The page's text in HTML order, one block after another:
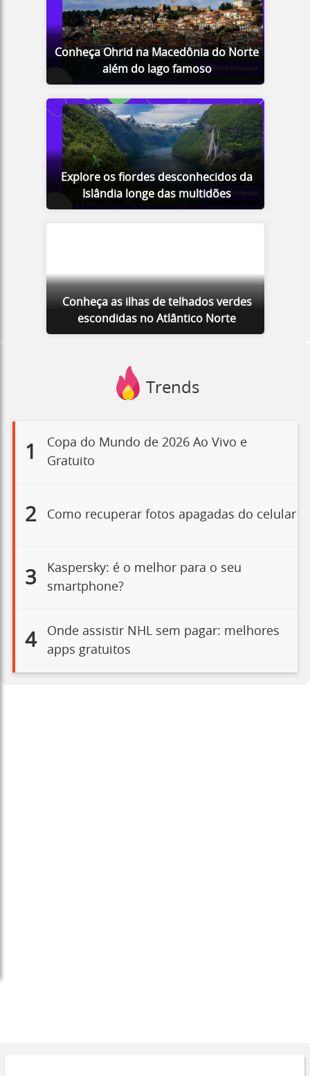
Conheça Ohrid na Macedônia do Norte
além do lago famoso
Explore os fiordes desconhecidos da
Islândia longe das multidões
Conheça as ilhas de telhados verdes
escondidas no Atlântico Norte
Trends
1
Copa do Mundo de 2026 Ao Vivo e
Gratuito
2 Como recuperar fotos apagadas do celular
3
Kaspersky: é o melhor para o seu
smartphone?
4
Onde assistir NHL sem pagar: melhores
apps gratuitos